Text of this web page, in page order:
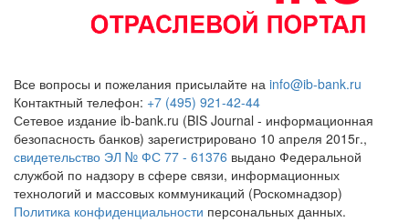
Все вопросы и пожелания присылайте на info@ib-bank.ru
Контактный телефон: +7 (495) 921-42-44
Сетевое издание ib-bank.ru (BIS Journal - информационная
безопасность банков) зарегистрировано 10 апреля 2015г.,
свидетельство ЭЛ № ФС 77 - 61376 выдано Федеральной
службой по надзору в сфере связи, информационных
технологий и массовых коммуникаций (Роскомнадзор)
Политика конфиденциальности персональных данных.